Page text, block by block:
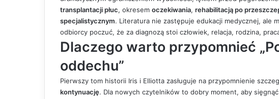
transplantacji płuc, okresem oczekiwania, rehabilitacją po
specjalistycznym. Literatura nie zastępuje edukacji medycznej, ale
odbiorcy poczuć, że za diagnozą stoi człowiek, relacja, rodzina,
Dlaczego warto przypomnieć
oddechu”
Pierwszy tom historii Iris i Elliotta zasługuje na przypomnienie
kontynuację. Dla nowych czytelników to dobry moment, aby